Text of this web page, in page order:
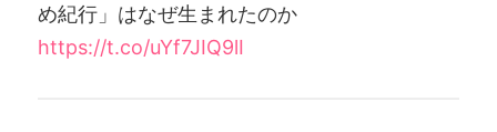
め紀行」はなぜ生まれたのか
https://t.co/uYf7JIQ9lI